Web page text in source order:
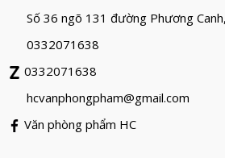
Số 36 ngõ 131 đường Phương
0332071638
0332071638
hcvanphongpham@gmail.com
Văn phòng phẩm HC